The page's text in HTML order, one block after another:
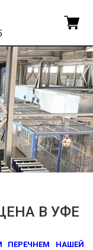
В УФЕ
НАШЕЙ